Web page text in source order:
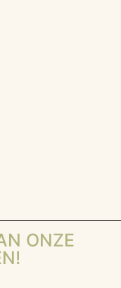
ONZE